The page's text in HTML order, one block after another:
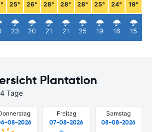
25°
23
26°
20
28°
21
28°
21
28°
25
25°
19
24°
16
19°
15
Plantation
Tage
08-2026
Freitag
07-08-2026
Samstag
08-08-2026